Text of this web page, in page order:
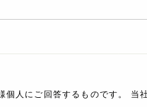
人にご回答するものです。 当